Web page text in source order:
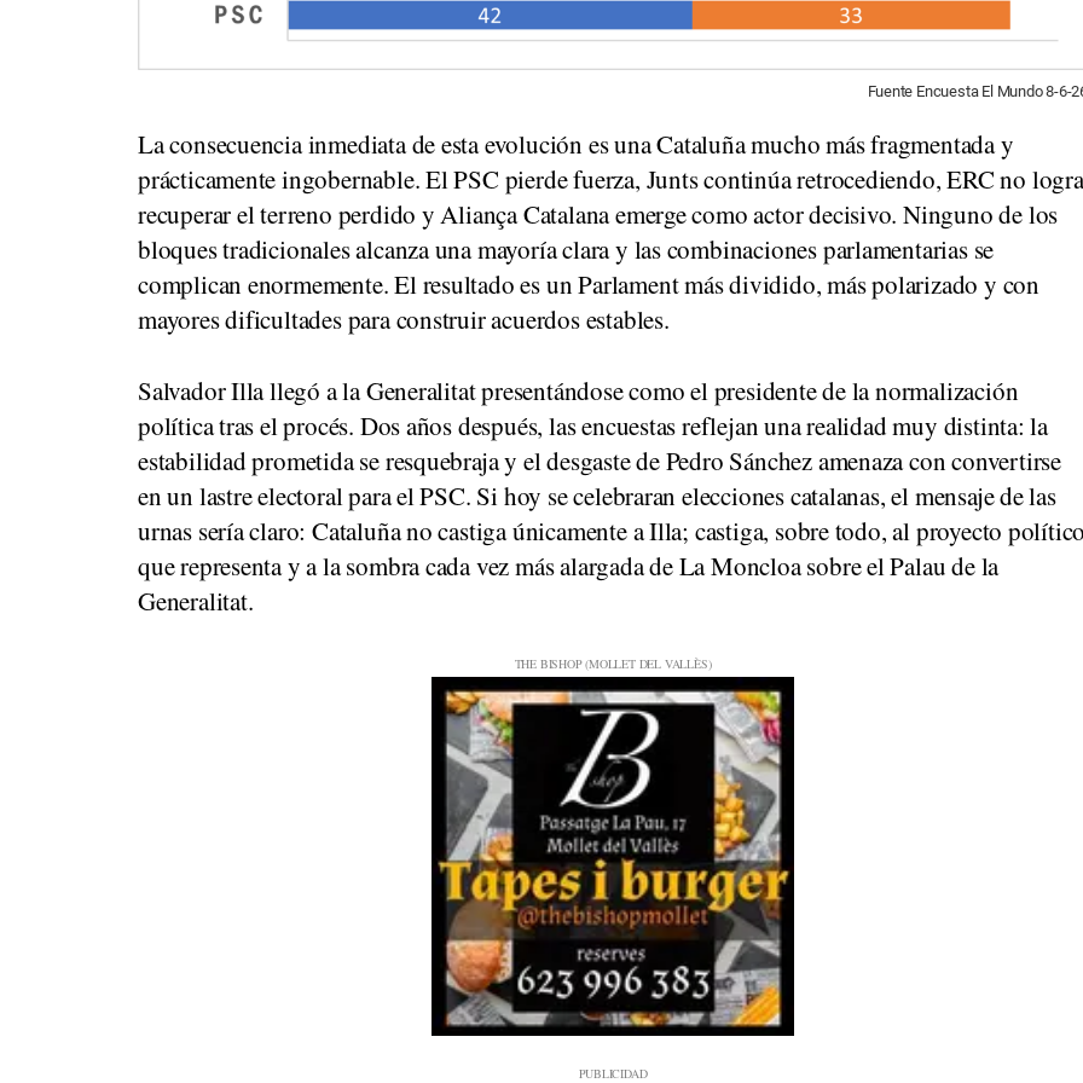
Fuente Encuesta El Mundo 8-6-
La consecuencia inmediata de esta evolución es una Cataluña mucho más fragmentada y
prácticamente ingobernable. El PSC pierde fuerza, Junts continúa retrocediendo, ERC no logra
recuperar el terreno perdido y Aliança Catalana emerge como actor decisivo. Ninguno de los
bloques tradicionales alcanza una mayoría clara y las combinaciones parlamentarias se
complican enormemente. El resultado es un Parlament más dividido, más polarizado y con
mayores dificultades para construir acuerdos estables.
Salvador Illa llegó a la Generalitat presentándose como el presidente de la normalización
política tras el procés. Dos años después, las encuestas reflejan una realidad muy distinta: la
estabilidad prometida se resquebraja y el desgaste de Pedro Sánchez amenaza con convertirse
en un lastre electoral para el PSC. Si hoy se celebraran elecciones catalanas, el mensaje de las
urnas sería claro: Cataluña no castiga únicamente a Illa; castiga, sobre todo, al proyecto político
que representa y a la sombra cada vez más alargada de La Moncloa sobre el Palau de la
Generalitat.